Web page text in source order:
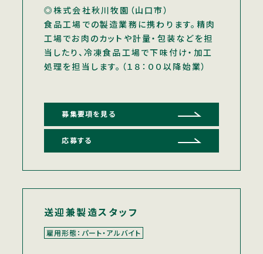
◎株式会社秋川牧園（山口市）
食品工場での製造業務に携わります。精肉
工場でお肉のカットや計量・包装などを担
当したり、冷凍食品工場で下味付け・加工
処理を担当します。（１８：００以降始業）
募集要項を見る
応募する
送迎兼製造スタッフ
雇用形態：パート・アルバイト